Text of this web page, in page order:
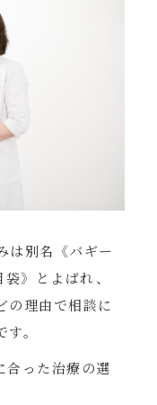
は別名《バギー
》とよばれ、
の理由で相談に
。
合った治療の選